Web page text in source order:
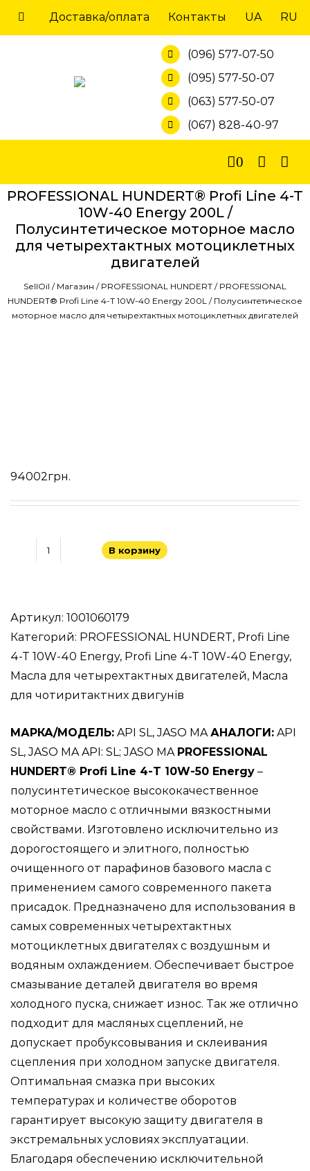
Доставка/оплата Контакты UA RU
(096) 577-07-50
(095) 577-50-07
(063) 577-50-07
(067) 828-40-97
0
PROFESSIONAL HUNDERT® Profi Line 4-T
10W-40 Energy 200L /
Полусинтетическое моторное масло
для четырехтактных мотоциклетных
двигателей
SellOil / Магазин / PROFESSIONAL HUNDERT / PROFESSIONAL
HUNDERT® Profi Line 4-T 10W-40 Energy 200L / Полусинтетическое
моторное масло для четырехтактных мотоциклетных двигателей
94002грн.
Количество
HUNDERT®
Profi
Line
4-
T
40
Energy
200L
/
Полусинтетическое
моторное
масло
для
четырехтактных
мотоциклетных
двигателей
В корзину
Артикул: 1001060179
Категорий: PROFESSIONAL HUNDERT, Profi Line
4-T 10W-40 Energy, Profi Line 4-T 10W-40 Energy,
Масла для четырехтактных двигателей, Масла
для чотиритактних двигунів
МАРКА/МОДЕЛЬ: API SL, JASO MAАНАЛОГИ: API
SL, JASO MA API: SL; JASO MA PROFESSIONAL
HUNDERT® Profi Line 4-Т 10W-50 Energy –
полусинтетическое высококачественное
моторное масло с отличными вязкостными
свойствами. Изготовлено исключительно из
дорогостоящего и элитного, полностью
очищенного от парафинов базового масла с
применением самого современного пакета
присадок. Предназначено для использования в
самых современных четырехтактных
мотоциклетных двигателях с воздушным и
водяным охлаждением. Обеспечивает быстрое
смазывание деталей двигателя во время
холодного пуска, снижает износ. Так же отлично
подходит для масляных сцеплений, не
допускает пробуксовывания и склеивания
сцепления при холодном запуске двигателя.
Оптимальная смазка при высоких
температурах и количестве оборотов
гарантирует высокую защиту двигателя в
экстремальных условиях эксплуатации.
Благодаря обеспечению исключительной